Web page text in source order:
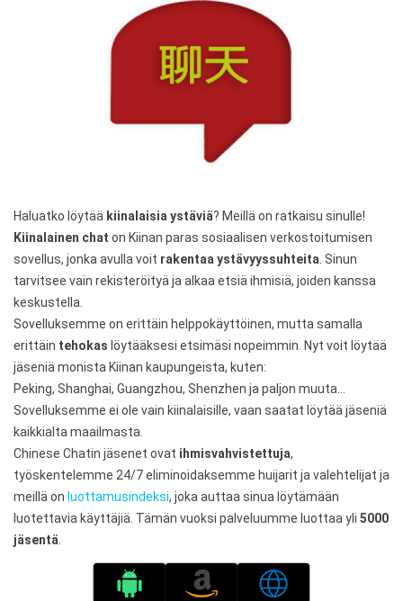
Haluatko löytää kiinalaisia ystäviä? Meillä on ratkaisu sinulle!
Kiinalainen chat on Kiinan paras sosiaalisen verkostoitumisen
sovellus, jonka avulla voit rakentaa ystävyyssuhteita . Sinun
tarvitsee vain rekisteröityä ja alkaa etsiä ihmisiä, joiden kanssa
keskustella.
Sovelluksemme on erittäin helppokäyttöinen, mutta samalla
erittäin tehokas löytääksesi etsimäsi nopeimmin. Nyt voit löytää
jäseniä monista Kiinan kaupungeista, kuten:
Peking, Shanghai, Guangzhou, Shenzhen ja paljon muuta…
Sovelluksemme ei ole vain kiinalaisille, vaan saatat löytää jäseniä
kaikkialta maailmasta.
Chinese Chatin jäsenet ovat ihmisvahvistettuja,
työskentelemme 24/7 eliminoidaksemme huijarit ja valehtelijat ja
meillä on luottamusindeksi, joka auttaa sinua löytämään
luotettavia käyttäjiä. Tämän vuoksi palveluumme luottaa yli 5000
jäsentä